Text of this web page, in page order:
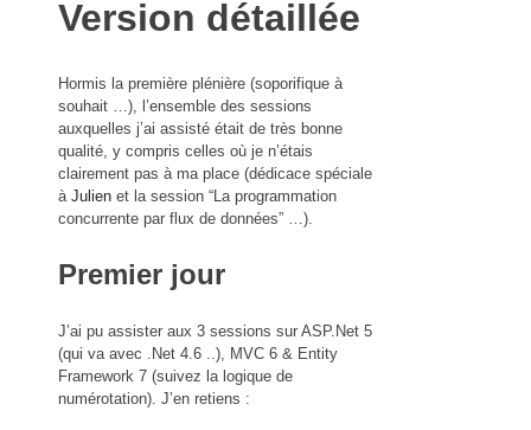
Version détaillée
Hormis la première plénière (soporifique à
souhait …), l’ensemble des sessions
auxquelles j’ai assisté était de très bonne
qualité, y compris celles où je n’étais
clairement pas à ma place (dédicace spéciale
à Julien et la session “La programmation
concurrente par flux de données” …).
Premier jour
J’ai pu assister aux 3 sessions sur ASP.Net 5
(qui va avec .Net 4.6 ..), MVC 6 & Entity
Framework 7 (suivez la logique de
numérotation). J’en retiens :